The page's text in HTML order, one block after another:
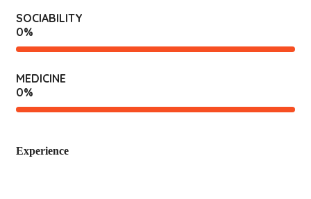
SOCIABILITY
0%
MEDICINE
0%
Experience